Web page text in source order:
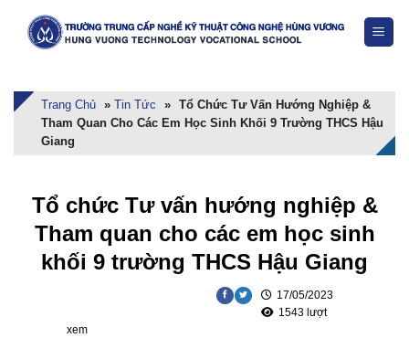
Trang Chủ » Tin Tức » Tổ Chức Tư Vấn Hướng Nghiệp &
Tham Quan Cho Các Em Học Sinh Khối 9 Trường THCS Hậu
Giang
Tổ chức Tư vấn hướng nghiệp &
Tham quan cho các em học sinh
khối 9 trường THCS Hậu Giang
17/05/2023
1543 lượt
xem